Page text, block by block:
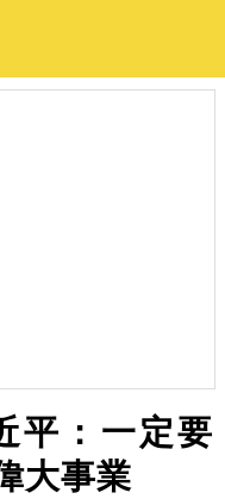
平：一定要
大事業